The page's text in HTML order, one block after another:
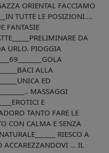
ORIENTAL FACCIAMO
TUTTE LE POSIZIONI....
FANTASIE
DA
URLO. PIOGGIA
ALLA
ED
MASSAGGI
E
TANTO FARE LE
CON CALMA E SENZA
RIESCO A
ACCAREZZANDOVI ... IL